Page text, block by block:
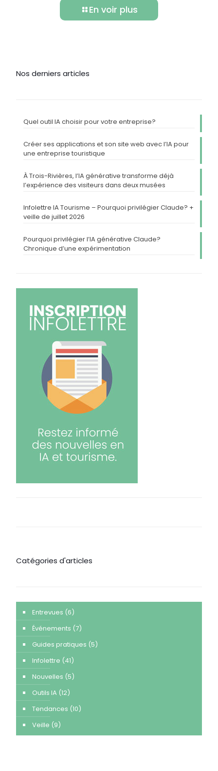
En voir plus
Nos derniers articles
Quel outil IA choisir pour votre entreprise?
Créer ses applications et son site web avec l’IA pour
une entreprise touristique
À Trois-Rivières, l’IA générative transforme déjà
l’expérience des visiteurs dans deux musées
Infolettre IA Tourisme – Pourquoi privilégier Claude? +
veille de juillet 2026
Pourquoi privilégier l’IA générative Claude?
Chronique d’une expérimentation
Catégories d'articles
Entrevues (6)
Événements (7)
Guides pratiques (5)
Infolettre (41)
Nouvelles (5)
Outils IA (12)
Tendances (10)
Veille (9)